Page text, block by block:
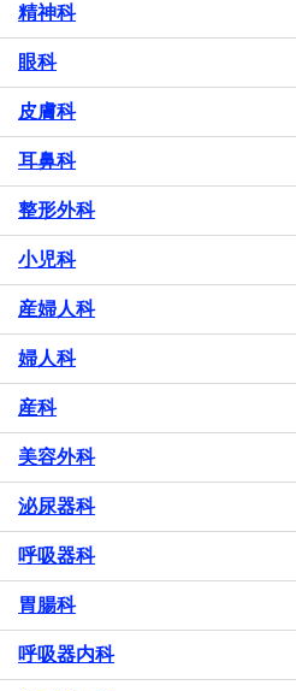
精神科
眼科
皮膚科
耳鼻科
整形外科
小児科
産婦人科
婦人科
産科
美容外科
泌尿器科
呼吸器科
胃腸科
呼吸器内科